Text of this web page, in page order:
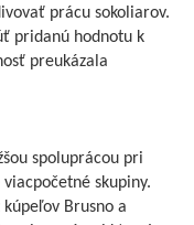
prácu sokoliarov.
pridanú hodnotu k
preukázala
spoluprácou pri
skupiny.
Brusno a